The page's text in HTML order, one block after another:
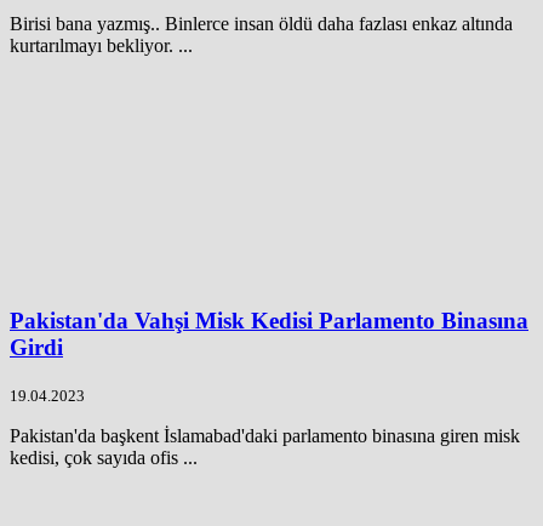
Birisi bana yazmış.. Binlerce insan öldü daha fazlası enkaz altında
kurtarılmayı bekliyor. ...
Pakistan'da Vahşi Misk Kedisi Parlamento Binasına
Girdi
19.04.2023
Pakistan'da başkent İslamabad'daki parlamento binasına giren misk
kedisi, çok sayıda ofis ...